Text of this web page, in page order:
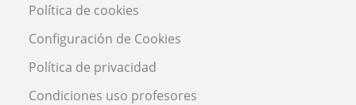
Política de cookies
Configuración de Cookies
Política de privacidad
Condiciones uso profesores